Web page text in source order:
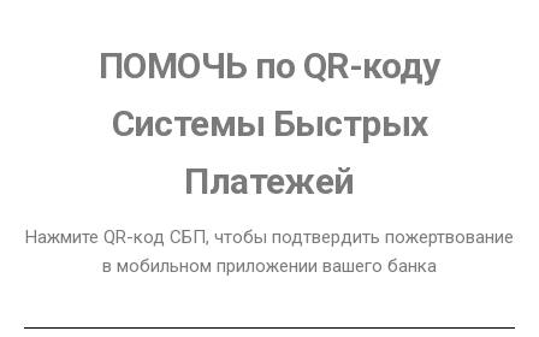
ПОМОЧЬ по QR-коду
Системы Быстрых
Платежей
Нажмите QR-код СБП, чтобы подтвердить пожертвование
в мобильном приложении вашего банка